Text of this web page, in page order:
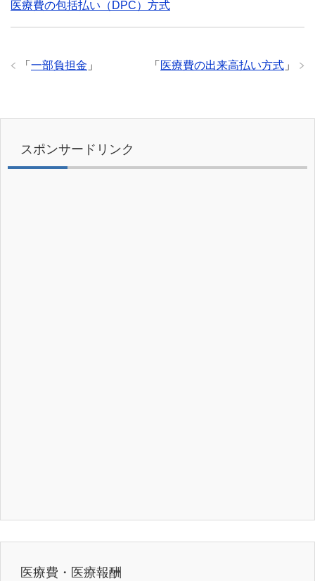
医療費の包括払い（DPC）方式
「 医療費の出来高払い方式 」
「 一部負担金 」
スポンサードリンク
医療費・医療報酬